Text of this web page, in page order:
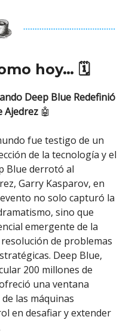
hoy… 🗓
Deep Blue Redefinió
Ajedrez 🤖
fue testigo de un
de la tecnología y el
Blue derrotó al
Garry Kasparov, en
no solo capturó la
sino que
emergente de la
de problemas
Deep Blue,
200 millones de
una ventana
las máquinas
en desafiar y extender